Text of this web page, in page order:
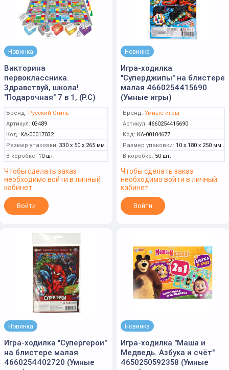
Новинка
Викторина
первоклассника.
Здравствуй, школа!
"Подарочная" 7 в 1, (Р.С)
Бренд: Русский Стиль
Артикул: 03489
Код: КА-00017032
Размер упаковки: 330 x 50 x 265 мм
В коробке: 10 шт.
Чтобы сделать заказ
необходимо войти в личный
кабинет
Войти
Новинка
Игра-ходилка
"Суперджипы" на блистере
малая 4660254415690
(Умные игры)
Бренд: Умные игры
Артикул: 4660254415690
Код: КА-00104677
Размер упаковки: 10 x 180 x 250 мм
В коробке: 50 шт.
Чтобы сделать заказ
необходимо войти в личный
кабинет
Войти
Новинка
Игра-ходилка "Супергерои"
на блистере малая
4660254402720 (Умные
Новинка
Игра-ходилка "Маша и
Медведь. Азбука и счёт"
4650250592358 (Умные